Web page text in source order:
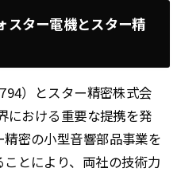
スター電機とスター精
）とスター精密株式会
における重要な提携を発
密の小型音響部品事業を
とにより、両社の技術力